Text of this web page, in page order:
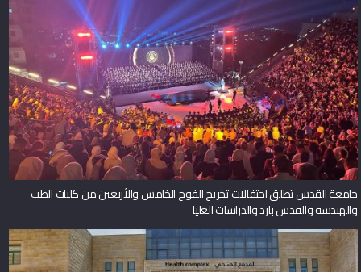
جامعة القدس تطلق احتفالات تخريج الفوج الخامس والأربعين من كليات الطب
والهندسة والقدس بارد والدراسات العليا